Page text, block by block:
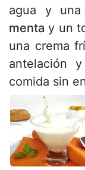
agua y
menta y un
una crema
antelación
comida sin